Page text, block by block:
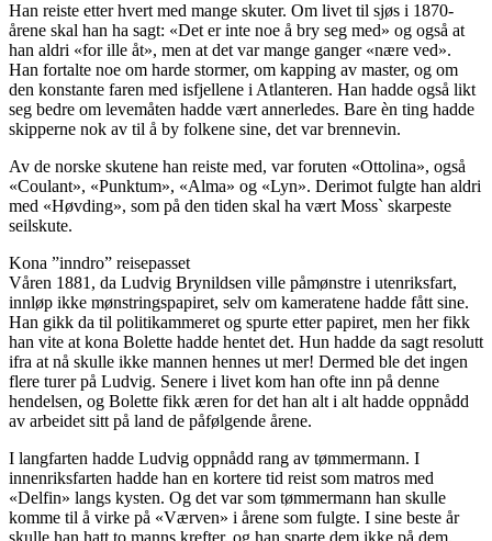
Han reiste etter hvert med mange skuter. Om livet til sjøs i 1870-
årene skal han ha sagt: «Det er inte noe å bry seg med» og også at
han aldri «for ille åt», men at det var mange ganger «nære ved».
Han fortalte noe om harde stormer, om kapping av master, og om
den konstante faren med isfjellene i Atlanteren. Han hadde også likt
seg bedre om levemåten hadde vært annerledes. Bare èn ting hadde
skipperne nok av til å by folkene sine, det var brennevin.
Av de norske skutene han reiste med, var foruten «Ottolina», også
«Coulant», «Punktum», «Alma» og «Lyn». Derimot fulgte han aldri
med «Høvding», som på den tiden skal ha vært Moss` skarpeste
seilskute.
Kona ”inndro” reisepasset
Våren 1881, da Ludvig Brynildsen ville påmønstre i utenriksfart,
innløp ikke mønstringspapiret, selv om kameratene hadde fått sine.
Han gikk da til politikammeret og spurte etter papiret, men her fikk
han vite at kona Bolette hadde hentet det. Hun hadde da sagt resolutt
ifra at nå skulle ikke mannen hennes ut mer! Dermed ble det ingen
flere turer på Ludvig. Senere i livet kom han ofte inn på denne
hendelsen, og Bolette fikk æren for det han alt i alt hadde oppnådd
av arbeidet sitt på land de påfølgende årene.
I langfarten hadde Ludvig oppnådd rang av tømmermann. I
innenriksfarten hadde han en kortere tid reist som matros med
«Delfin» langs kysten. Og det var som tømmermann han skulle
komme til å virke på «Værven» i årene som fulgte. I sine beste år